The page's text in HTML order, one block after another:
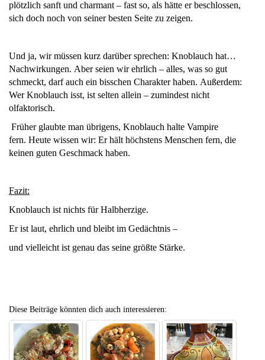
plötzlich sanft und charmant – fast so, als hätte er beschlossen,
sich doch noch von seiner besten Seite zu zeigen.
Und ja, wir müssen kurz darüber sprechen: Knoblauch hat…
Nachwirkungen. Aber seien wir ehrlich – alles, was so gut
schmeckt, darf auch ein bisschen Charakter haben. Außerdem:
Wer Knoblauch isst, ist selten allein – zumindest nicht
olfaktorisch.
Früher glaubte man übrigens, Knoblauch halte Vampire
fern. Heute wissen wir: Er hält höchstens Menschen fern, die
keinen guten Geschmack haben.
Fazit:
Knoblauch ist nichts für Halbherzige.
Er ist laut, ehrlich und bleibt im Gedächtnis –
und vielleicht ist genau das seine größte Stärke.
Diese Beiträge könnten dich auch interessieren: